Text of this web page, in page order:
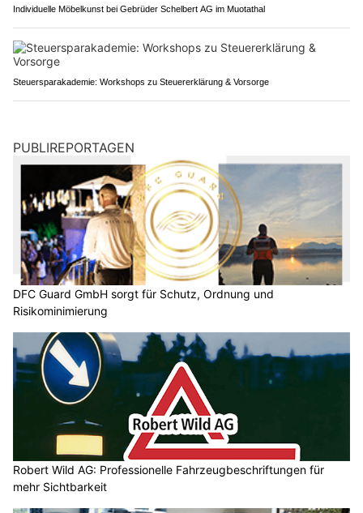
Individuelle Möbelkunst bei Gebrüder Schelbert AG im Muotathal
Steuersparakademie: Workshops zu Steuererklärung & Vorsorge
PUBLIREPORTAGEN
DFC Guard GmbH sorgt für Schutz, Ordnung und
Risikominimierung
Robert Wild AG: Professionelle Fahrzeugbeschriftungen für
mehr Sichtbarkeit